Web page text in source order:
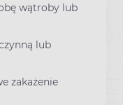
wątroby lub
lub
zakażenie